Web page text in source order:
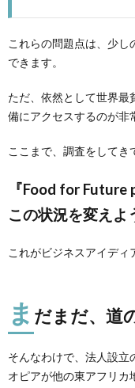
これらの問題点は、少
できます。
ただ、依然として世界最
備にアクセスするのが非
ここまで、調査をしてき
『Food for
この状況を変えよ
これがビジネスアイディ
ま だまだ、道
そんなわけで、法人設立
オピアが他の東アフリカ